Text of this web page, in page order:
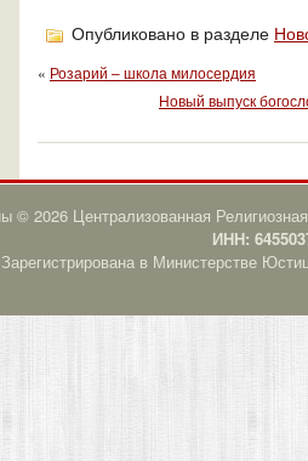
Опубликовано в разделе
« Розарий – школа милосердия
Новый выпуск
© 2026 Централизованная
ИНН:
Зарегистрирована в Министерстве